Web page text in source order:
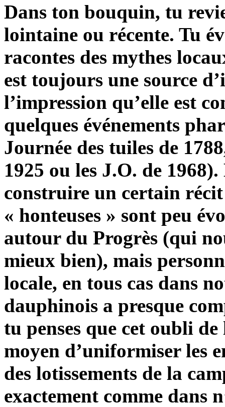
Dans ton bouquin, tu
lointaine ou récente. Tu
racontes des mythes
est toujours une source
l’impression qu’elle est
quelques événements
Journée des tuiles de
1925 ou les J.O. de
construire un certain
« honteuses » sont peu
autour du Progrès (qui
mieux bien), mais
locale, en tous cas dans
dauphinois a presque
tu penses que cet oubli
moyen d’uniformiser les
des lotissements de la
exactement comme dans